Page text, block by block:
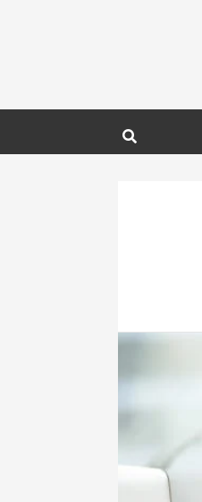
صحة و تغذية